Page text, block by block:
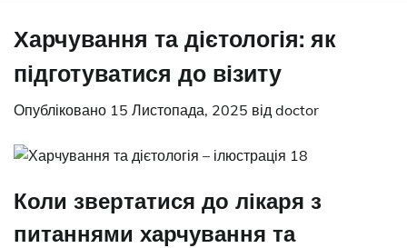
Харчування та дієтологія: як
підготуватися до візиту
Опубліковано 15 Листопада, 2025 від doctor
Коли звертатися до лікаря з
питаннями харчування та